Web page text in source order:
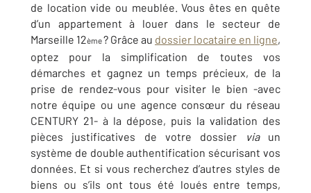
de location vide ou meublée. Vous êtes en quête
d’un appartement à louer dans le secteur de
Marseille 12ème? Grâce au dossier locataire en ligne,
optez pour la simplification de toutes vos
démarches et gagnez un temps précieux, de la
prise de rendez-vous pour visiter le bien -avec
notre équipe ou une agence consœur du réseau
CENTURY 21- à la dépose, puis la validation des
pièces justificatives de votre dossier
viaun
système de double authentification sécurisant vos
données. Et si vous recherchez d’autres styles de
biens ou s’ils ont tous été loués entre temps,